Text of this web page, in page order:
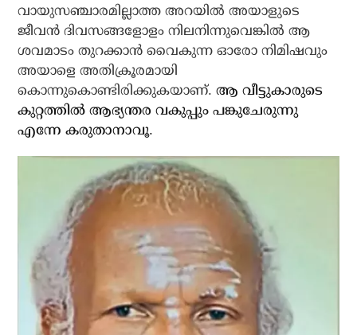
വായുസഞ്ചാരമില്ലാത്ത അറയില്‍ അയാളുടെ
ജീവന്‍ ദിവസങ്ങളോളം നിലനിന്നുവെങ്കില്‍ ആ
ശവമാടം തുറക്കാന്‍ വൈകുന്ന ഓരോ നിമിഷവും
അയാളെ അതിക്രൂരമായി
കൊന്നുകൊണ്ടിരിക്കുകയാണ്.ആ വീട്ടുകാരുടെ
കുറ്റത്തില്‍ ആഭ്യന്തര വകുപ്പും പങ്കുചേരുന്നു
എന്നേ കരുതാനാവൂ.